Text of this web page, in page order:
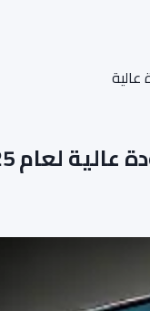
لعام 2025